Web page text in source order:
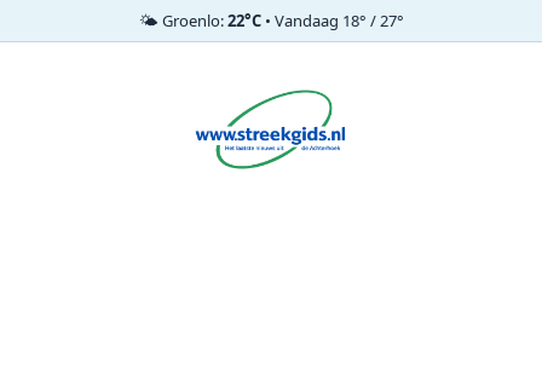
🌤️ Groenlo:22°C• Vandaag 18° / 27°